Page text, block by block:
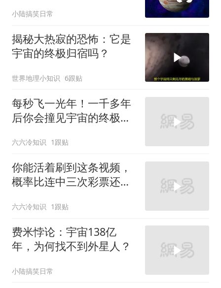
小陆搞笑日常
揭秘大热寂的恐怖：它是
宇宙的终极归宿吗？
世界地理小知识 6跟贴
每秒飞一光年！一千多年
后你会撞见宇宙的终极秘
六六冷知识 1跟贴
你能活着刷到这条视频，
概率比连中三次彩票还离
六六冷知识 1跟贴
费米悖论：宇宙138亿
年，为何找不到外星人？
小陆搞笑日常